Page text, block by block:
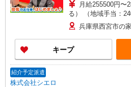
月給255500円〜
る） （地域手当：
時間外手当あり（平
手当/職能手当あり
月）あり ・実績に
費別途支給（規定あり） ゜+゜・。○
+゜・。○。・゜+゜
兵庫県西宮市の
キープ
紹介予定派遣
株式会社シエロ